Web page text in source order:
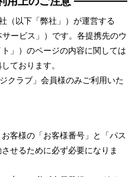
（以下「弊社」）が運営する
ービス」）です。各提携先のウ
」）のページの内容に関しては
ております。
クラブ」会員様のみご利用いた
客様の「お客様番号」と「パス
せるために必ず必要になりま